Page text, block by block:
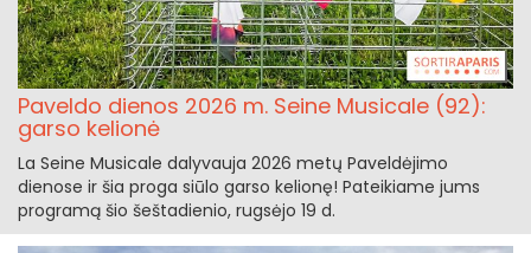
Paveldo dienos 2026 m. Seine Musicale (92):
garso kelionė
La Seine Musicale dalyvauja 2026 metų Paveldėjimo
dienose ir šia proga siūlo garso kelionę! Pateikiame jums
programą šio šeštadienio, rugsėjo 19 d.